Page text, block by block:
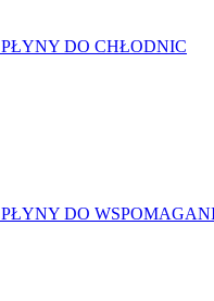
PŁYNY DO CHŁODNIC
PŁYNY DO